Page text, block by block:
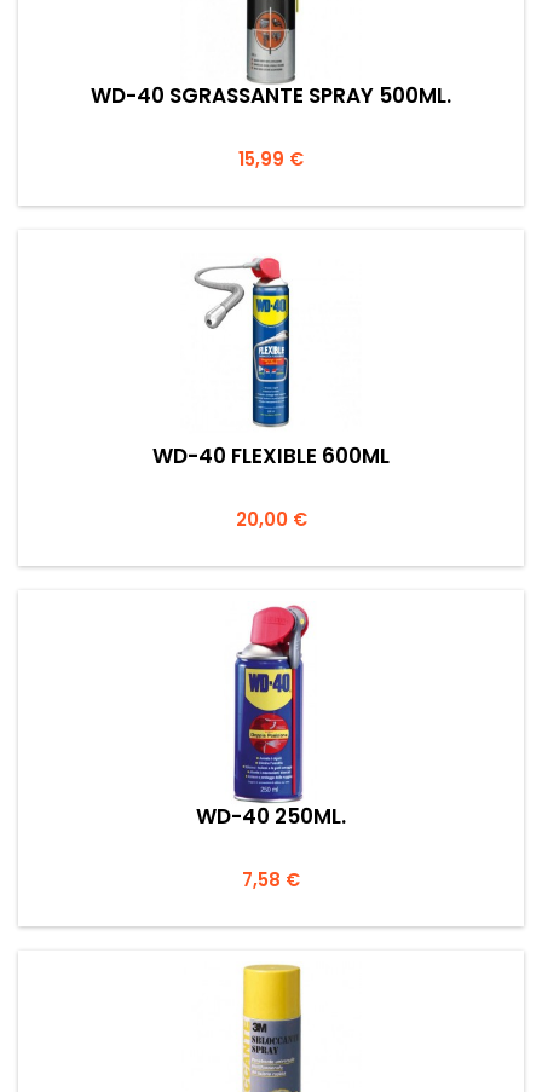
WD-40 SGRASSANTE SPRAY 500ML.
Prezzo
15,99 €
WD-40 FLEXIBLE 600ML
Prezzo
20,00 €
WD-40 250ML.
Prezzo
7,58 €